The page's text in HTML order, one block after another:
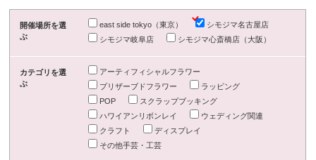
開催場所を選
ぶ
east side tokyo（東京）
シモジマ名古屋店
シモジマ岐阜店
シモジマ心斎橋店（大阪）
カテゴリを選
ぶ
アーティフィシャルフラワー
プリザーブドフラワー
ラッピング
POP
スクラップブッキング
ハワイアンリボンレイ
ウェディング関連
クラフト
ディスプレイ
その他手芸・工芸